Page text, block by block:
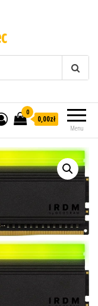
Menu
0
0,00zł